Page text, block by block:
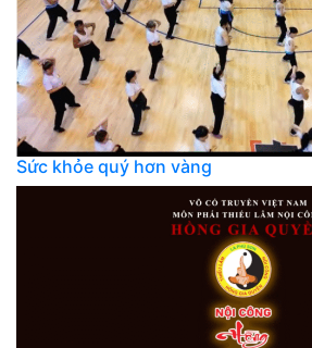
Sức khỏe quý hơn vàng